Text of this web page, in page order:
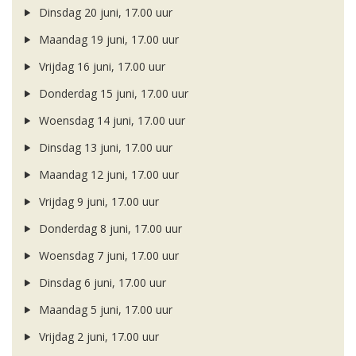
Dinsdag 20 juni, 17.00 uur
Maandag 19 juni, 17.00 uur
Vrijdag 16 juni, 17.00 uur
Donderdag 15 juni, 17.00 uur
Woensdag 14 juni, 17.00 uur
Dinsdag 13 juni, 17.00 uur
Maandag 12 juni, 17.00 uur
Vrijdag 9 juni, 17.00 uur
Donderdag 8 juni, 17.00 uur
Woensdag 7 juni, 17.00 uur
Dinsdag 6 juni, 17.00 uur
Maandag 5 juni, 17.00 uur
Vrijdag 2 juni, 17.00 uur